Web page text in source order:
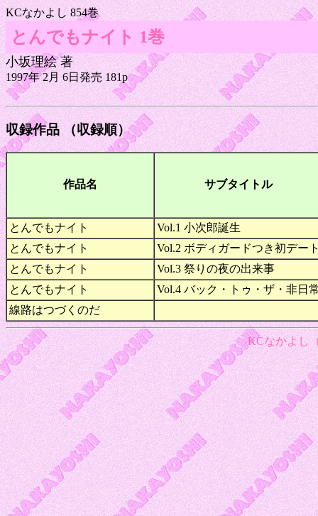
KCなかよし 854巻
とんでもナイト 1巻
小坂理絵 著
1997年 2月 6日発売 181p
収録作品 （収録順）
作品名 サブタイトル
とんでもナイト
Vol.1 小次郎誕生
とんでもナイト
Vol.2 ボディガードつき初デー
とんでもナイト
Vol.3 祭りの夜の出来事
とんでもナイト
Vol.4 バック・トゥ・ザ・非日
線路はつづくのだ
KCなかよし